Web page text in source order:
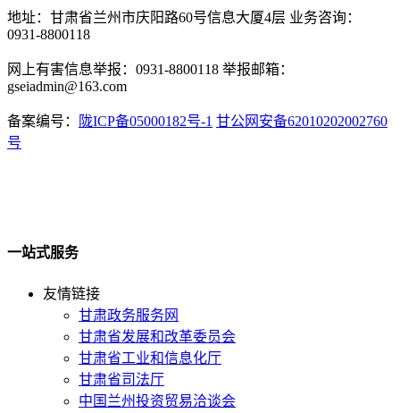
地址：甘肃省兰州市庆阳路60号信息大厦4层 业务咨询：
0931-8800118
网上有害信息举报：0931-8800118 举报邮箱：
gseiadmin@163.com
备案编号： 陇ICP备05000182号-1 甘公网安备62010202002760
号
一站式服务
友情链接
甘肃政务服务网
甘肃省发展和改革委员会
甘肃省工业和信息化厅
甘肃省司法厅
中国兰州投资贸易洽谈会